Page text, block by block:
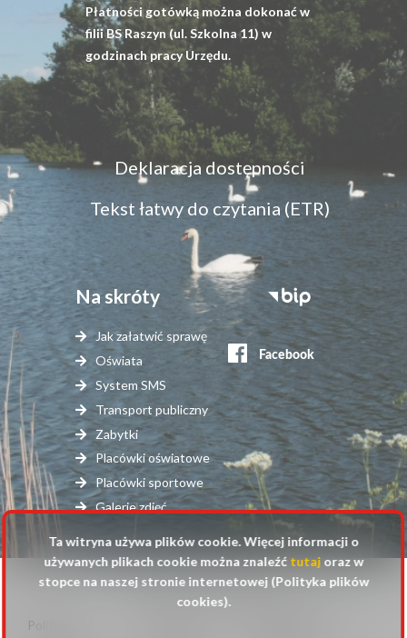
Płatności gotówką można dokonać w
filii BS Raszyn (ul. Szkolna 11) w
godzinach pracy Urzędu.
Menu
dostępność
Deklaracja dostępności
Tekst łatwy do czytania (ETR)
Na skróty
Jak załatwić sprawę
Oświata
System SMS
Transport publiczny
Zabytki
Placówki oświatowe
Placówki sportowe
Galerie zdjęć
Stopka
serwisy
zewnętrzne
© 2025 Urząd Gminy Raszyn
Polityka
Ta witryna używa plików cookie. Więcej informacji o
używanych plikach cookie można znaleźć tutajoraz w
stopce na naszej stronie internetowej (Polityka plików
cookies).